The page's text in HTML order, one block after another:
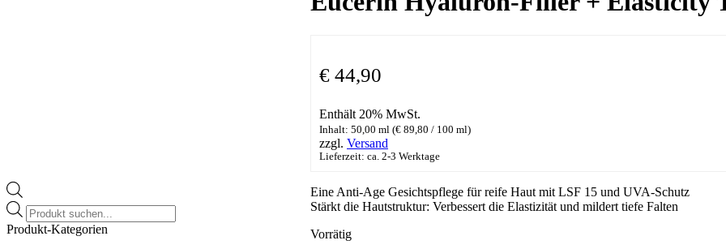
€ 44,90
Enthält 20% MwSt.
Inhalt: 50,00 ml (€ 89,80 / 100 ml)
zzgl. Versand
Lieferzeit: ca. 2-3 Werktage
Eine Anti-Age Gesichtspflege für reife Haut mit LSF 15 und UVA-Schutz
Stärkt die Hautstruktur: Verbessert die Elastizität und mildert tiefe Falten
Vorrätig
Products
search
Produkt-Kategorien